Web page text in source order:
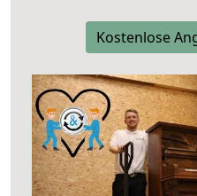
Kostenlose